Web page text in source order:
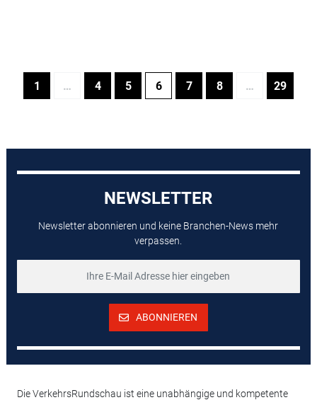
1 … 4 5 6 7 8 … 29
NEWSLETTER
Newsletter abonnieren und keine Branchen-News mehr
verpassen.
ABONNIEREN
Die VerkehrsRundschau ist eine unabhängige und kompetente